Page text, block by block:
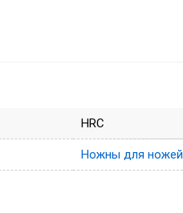
HRC
Ножны для ножей